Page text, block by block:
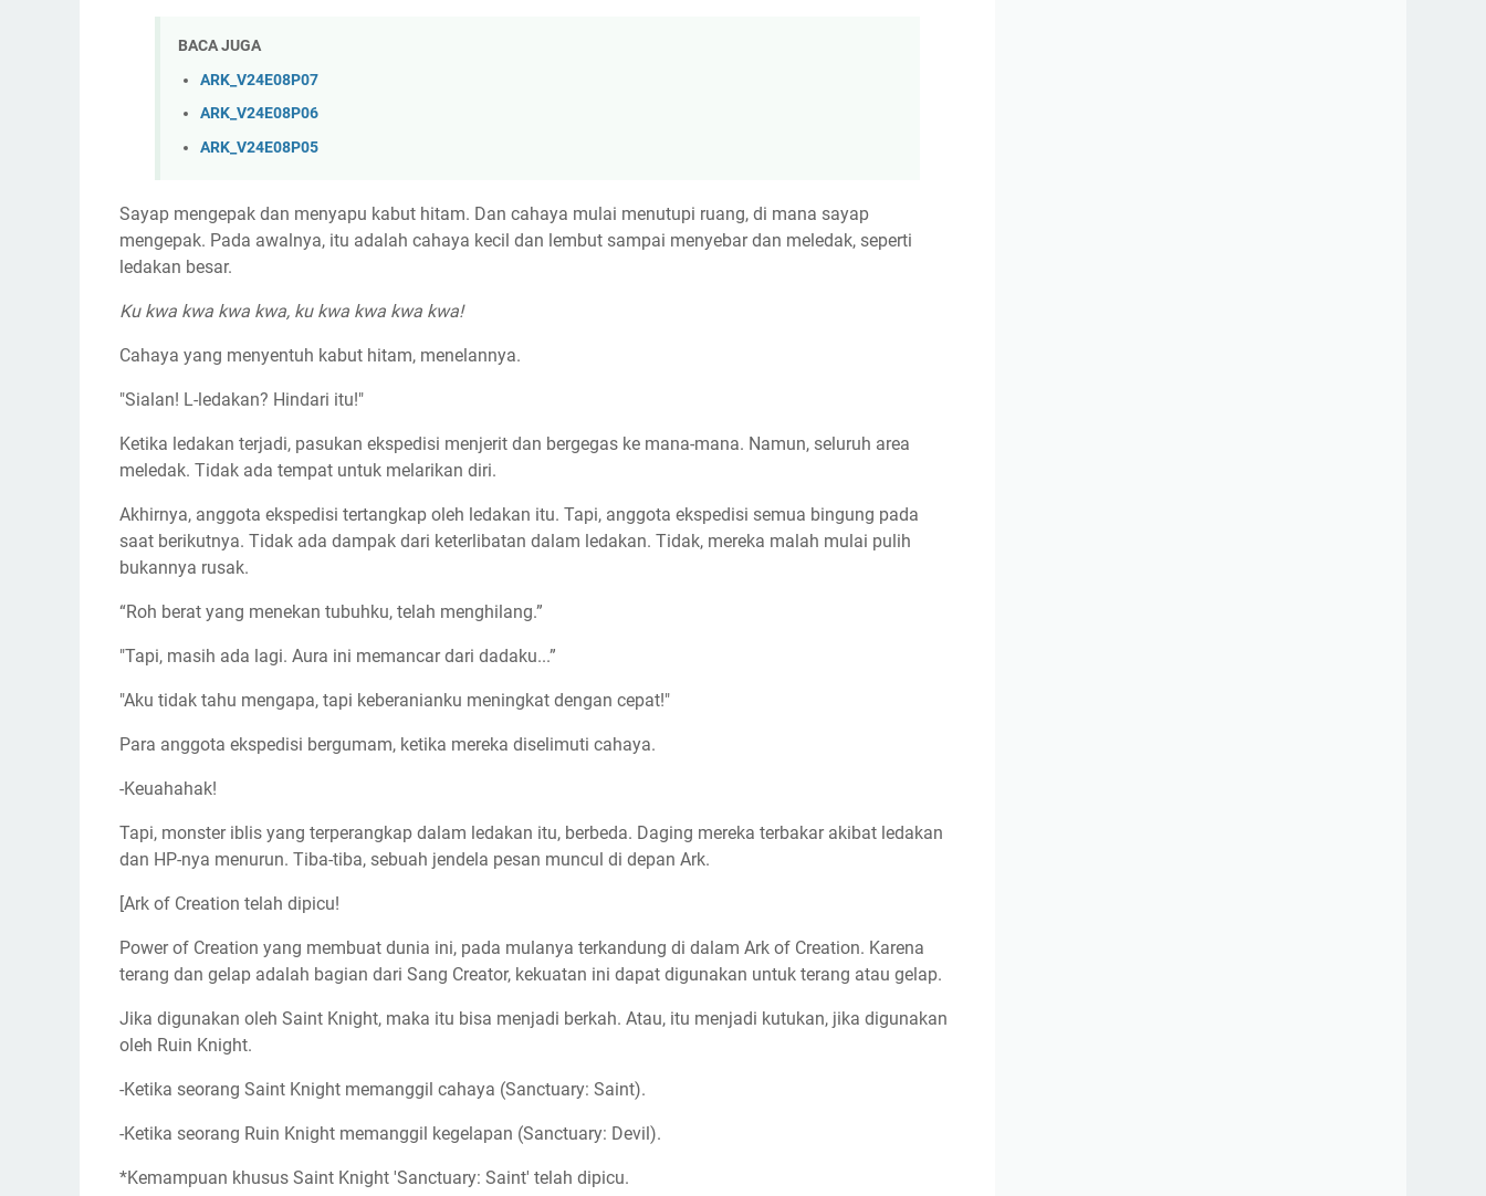
BACA JUGA
ARK_V24E08P07
ARK_V24E08P06
ARK_V24E08P05
Sayap mengepak dan menyapu kabut hitam. Dan cahaya mulai menutupi ruang, di mana sayap
mengepak. Pada awalnya, itu adalah cahaya kecil dan lembut sampai menyebar dan meledak, seperti
ledakan besar.
Ku kwa kwa kwa kwa, ku kwa kwa kwa kwa!
Cahaya yang menyentuh kabut hitam, menelannya.
"Sialan! L-ledakan? Hindari itu!"
Ketika ledakan terjadi, pasukan ekspedisi menjerit dan bergegas ke mana-mana. Namun, seluruh area
meledak. Tidak ada tempat untuk melarikan diri.
Akhirnya, anggota ekspedisi tertangkap oleh ledakan itu. Tapi, anggota ekspedisi semua bingung pada
saat berikutnya. Tidak ada dampak dari keterlibatan dalam ledakan. Tidak, mereka malah mulai pulih
bukannya rusak.
“Roh berat yang menekan tubuhku, telah menghilang.”
"Tapi, masih ada lagi. Aura ini memancar dari dadaku...”
"Aku tidak tahu mengapa, tapi keberanianku meningkat dengan cepat!"
Para anggota ekspedisi bergumam, ketika mereka diselimuti cahaya.
-Keuahahak!
Tapi, monster iblis yang terperangkap dalam ledakan itu, berbeda. Daging mereka terbakar akibat ledakan
dan HP-nya menurun. Tiba-tiba, sebuah jendela pesan muncul di depan Ark.
[Ark of Creation telah dipicu!
Power of Creation yang membuat dunia ini, pada mulanya terkandung di dalam Ark of Creation. Karena
terang dan gelap adalah bagian dari Sang Creator, kekuatan ini dapat digunakan untuk terang atau gelap.
Jika digunakan oleh Saint Knight, maka itu bisa menjadi berkah. Atau, itu menjadi kutukan, jika digunakan
oleh Ruin Knight.
-Ketika seorang Saint Knight memanggil cahaya (Sanctuary: Saint).
-Ketika seorang Ruin Knight memanggil kegelapan (Sanctuary: Devil).
*Kemampuan khusus Saint Knight 'Sanctuary: Saint' telah dipicu.